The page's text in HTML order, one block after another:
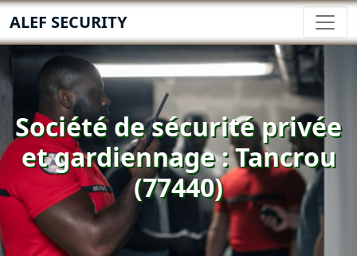
ALEF SECURITY
Société de sécurité privée
et gardiennage : Tancrou
(77440)